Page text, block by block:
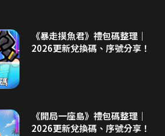
《暴走摸魚君》禮包碼整理｜
2026更新兌換碼、序號分享！
《開局一座島》禮包碼整理｜
2026更新兌換碼、序號分享！